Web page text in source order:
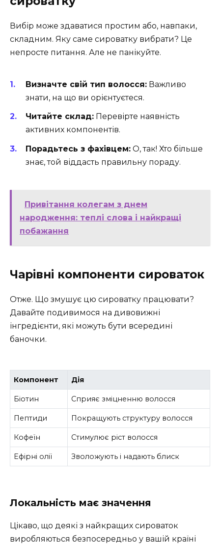
Вибір може здаватися простим або, навпаки,
складним. Яку саме сироватку вибрати? Це
непросте питання. Але не панікуйте.
Визначте свій тип волосся: Важливо
знати, на що ви орієнтуєтеся.
Читайте склад: Перевірте наявність
активних компонентів.
Порадьтесь з фахівцем: О, так! Хто більше
знає, той віддасть правильну пораду.
Привітання колегам з днем
народження: теплі слова і найкращі
побажання
Чарівні компоненти сироваток
Отже. Що змушує цю сироватку працювати?
Давайте подивимося на дивовижні
інгредієнти, які можуть бути всередині
баночки.
Компонент Дія
Біотин Сприяє зміцненню волосся
Пептиди Покращують структуру волосся
Кофеїн Стимулює ріст волосся
Ефірні олії Зволожують і надають блиск
Локальність має значення
Цікаво, що деякі з найкращих сироваток
виробляються безпосередньо у вашій країні